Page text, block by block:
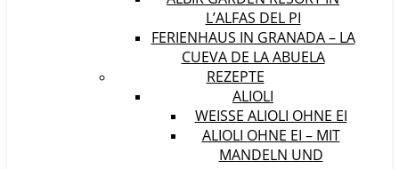
L’ALFAS DEL PI
FERIENHAUS IN GRANADA – LA
CUEVA DE LA ABUELA
REZEPTE
ALIOLI
WEISSE ALIOLI OHNE EI
ALIOLI OHNE EI – MIT
MANDELN UND